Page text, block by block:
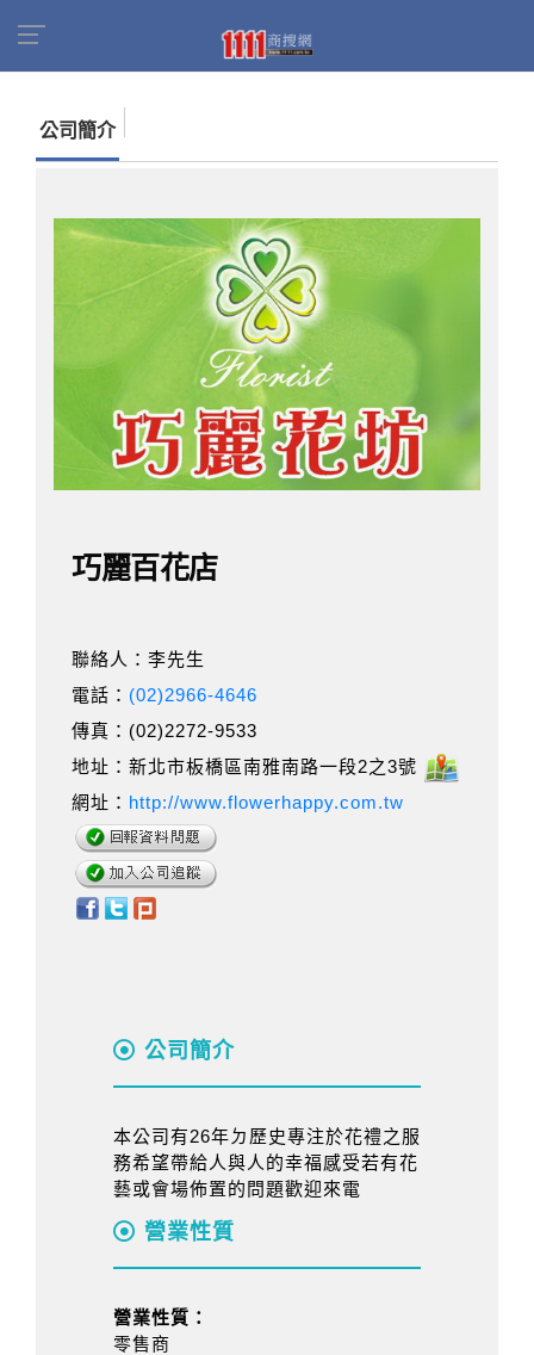
公司簡介
巧麗百花店
聯絡人：李先生
電話： (02)2966-4646
傳真：(02)2272-9533
地址：新北市板橋區南雅南路一段2之3號
網址： http://www.flowerhappy.com.tw
公司簡介
本公司有26年ㄉ歷史專注於花禮之服
務希望帶給人與人的幸福感受若有花
藝或會場佈置的問題歡迎來電
營業性質
營業性質：
零售商